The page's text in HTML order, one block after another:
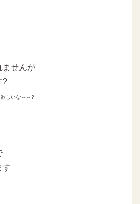
ませんが
?
しいな～～?
す